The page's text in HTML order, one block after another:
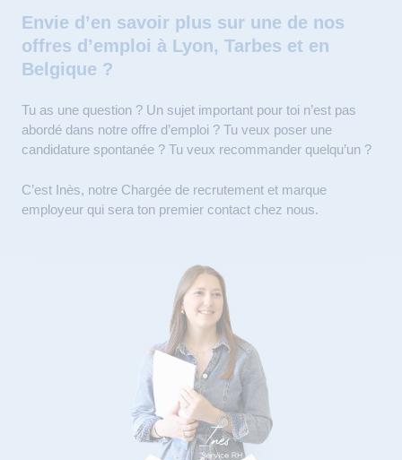
Envie d’en savoir plus sur une de nos
offres d’emploi à Lyon, Tarbes et en
Belgique ?
Tu as une question ? Un sujet important pour toi n’est pas
abordé dans notre offre d’emploi ? Tu veux poser une
candidature spontanée ? Tu veux recommander quelqu’un ?
C’est Inès, notre Chargée de recrutement et marque
employeur qui sera ton premier contact chez nous.